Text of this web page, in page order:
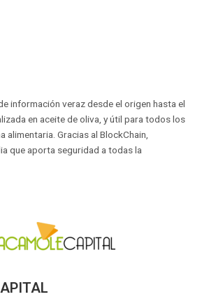
información veraz desde el origen hasta el
en aceite de oliva, y útil para todos los
alimentaria. Gracias al BlockChain,
que aporta seguridad a todas la